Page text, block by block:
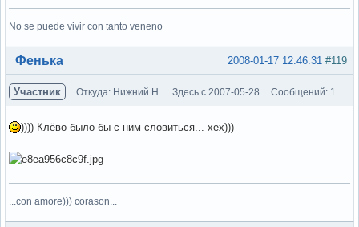
No se puede vivir con tanto veneno
Вне форума #119
2008-01-17 12:46:31
Фенька
Участник Откуда: Нижний Н. Здесь с 2007-05-28 Сообщений: 1
)))) Клёво было бы с ним словиться... хех)))
...con amore))) corason...